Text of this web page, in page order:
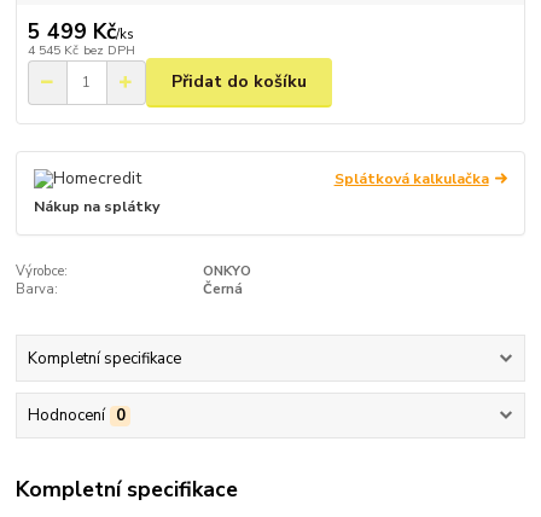
5 499 Kč/ks
4 545 Kč bez DPH
Přidat do košíku
Splátková kalkulačka
Nákup na splátky
Výrobce:
ONKYO
Barva:
Černá
Kompletní specifikace
Hodnocení 0
Kompletní specifikace